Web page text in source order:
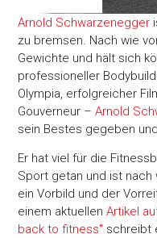
Arnold Schwarzenegger
zu bremsen. Nach wie
Gewichte und hält sich
professioneller
Olympia, erfolgreicher
Gouverneur –Arnold
sein Bestes gegeben
Er hat viel für die
Sport getan und ist nach
ein Vorbild und der
einem aktuellenArtikel
back to fitness" schreibt